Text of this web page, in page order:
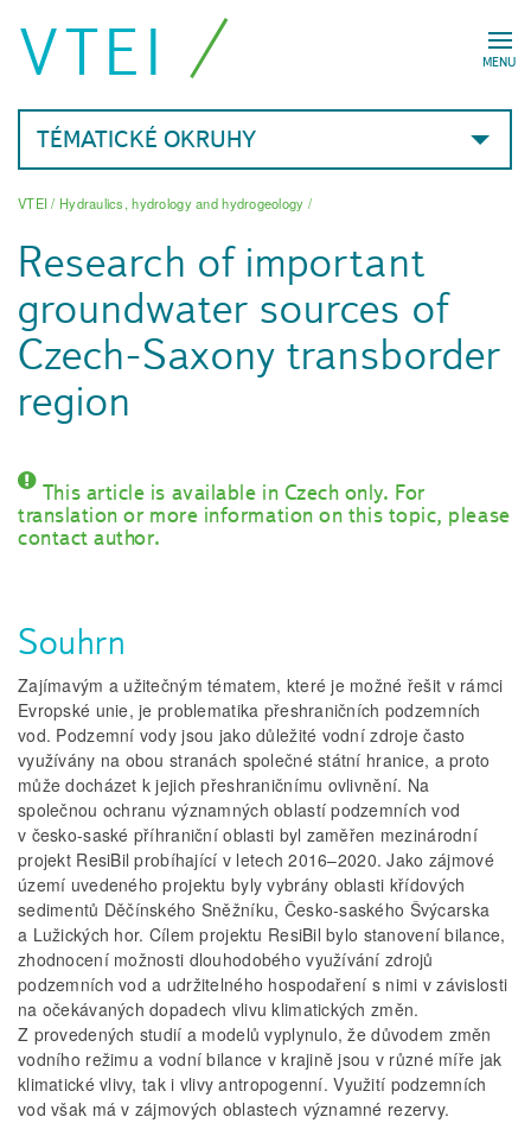
MENU
VTEI
TÉMATICKÉ OKRUHY
VTEI/ Hydraulics, hydrology and hydrogeology /
Research of important
groundwater sources of
Czech-Saxony transborder
region
This article is available in Czech only. For
translation or more information on this topic, please
contact author.
Souhrn
Zajímavým a užitečným tématem, které je možné řešit v rámci
Evropské unie, je problematika přeshraničních podzemních
vod. Podzemní vody jsou jako důležité vodní zdroje často
využívány na obou stranách společné státní hranice, a proto
může docházet k jejich přeshraničnímu ovlivnění. Na
společnou ochranu významných oblastí podzemních vod
v česko-saské příhraniční oblasti byl zaměřen mezinárodní
projekt ResiBil probíhající v letech 2016–2020. Jako zájmové
území uvedeného projektu byly vybrány oblasti křídových
sedimentů Děčínského Sněžníku, Česko-saského Švýcarska
a Lužických hor. Cílem projektu ResiBil bylo stanovení bilance,
zhodnocení možnosti dlouhodobého využívání zdrojů
podzemních vod a udržitelného hospodaření s nimi v závislosti
na očekávaných dopadech vlivu klimatických změn.
Z provedených studií a modelů vyplynulo, že důvodem změn
vodního režimu a vodní bilance v krajině jsou v různé míře jak
klimatické vlivy, tak i vlivy antropogenní. Využití podzemních
vod však má v zájmových oblastech významné rezervy.